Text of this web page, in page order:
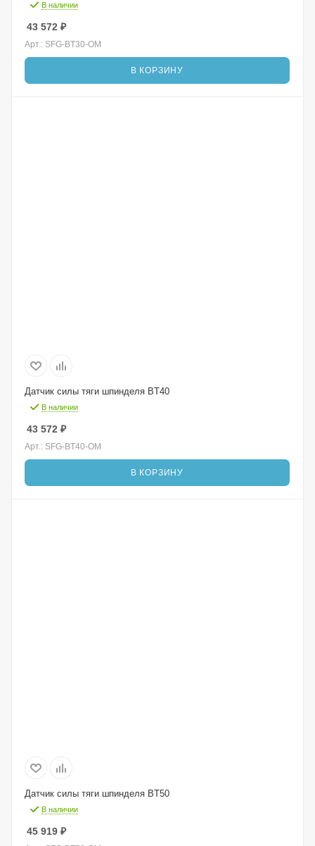
В наличии
43 572 ₽
Арт.: SFG-BT30-OM
В КОРЗИНУ
Датчик силы тяги шпинделя BT40
В наличии
43 572 ₽
Арт.: SFG-BT40-OM
В КОРЗИНУ
Датчик силы тяги шпинделя BT50
В наличии
45 919 ₽